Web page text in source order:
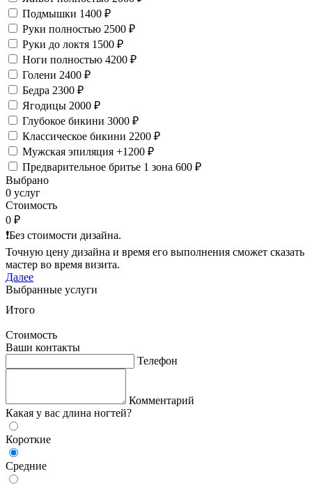
Подмышки 1400 ₽
Руки полностью 2500 ₽
Руки до локтя 1500 ₽
Ноги полностью 4200 ₽
Голени 2400 ₽
Бедра 2300 ₽
Ягодицы 2000 ₽
Глубокое бикини 3000 ₽
Классическое бикини 2200 ₽
Мужская эпиляция +1200 ₽
Предварительное бритье 1 зона 600 ₽
Выбрано
0 услуг
Стоимость
0 ₽
❗️Без стоимости дизайна.
Точную цену дизайна и время его выполнения сможет сказать
мастер во время визита.
Далее
Выбранные услуги
Итого
Стоимость
Ваши контакты
Телефон
Комментарий
Какая у вас длина ногтей?
Короткие
Средние